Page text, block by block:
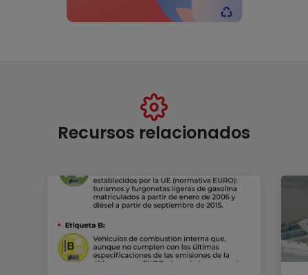
Recursos relacionados